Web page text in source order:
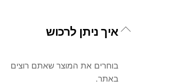
Backאיך ניתן לרכוש
בוחרים את המוצר שאתם רוצים
באתר.